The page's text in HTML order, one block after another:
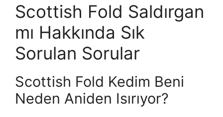
Scottish Fold Saldırgan
mı Hakkında Sık
Sorulan Sorular
Scottish Fold Kedim Beni
Neden Aniden Isırıyor?